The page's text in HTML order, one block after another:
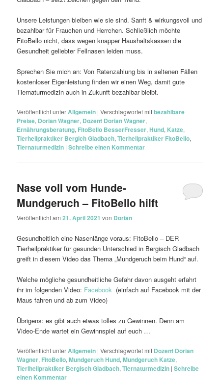
Unsere Leistungen bleiben wie sie sind. Sanft & wirkungsvoll und
bezahlbar für Frauchen und Herrchen. Schließlich möchte
FitoBello nicht, dass wegen knapper Haushaltskassen die
Gesundheit geliebter Fellnasen leiden muss.
Sprechen Sie mich an: Von Ratenzahlung bis in seltenen Fällen
kostenloser Eigenleistung finden wir einen Weg, damit gute
Tiernaturmedizin auch in Zukunft bezahlbar bleibt.
Veröffentlicht unterAllgemein |Verschlagwortet mitbezahlbare
Preise, Dorian Wagner, Dozent Dorian Wagner,
Ernährungsberatung, FitoBello BesserFresser,Hund, Katze,
Tierheilpraktiker Bergich Gladbach,Tierheilpraktiker FitoBello,
Tiernaturmedizin |Schreibe einen Kommentar
Nase voll vom Hunde-
Mundgeruch – FitoBello hilft
Veröffentlicht am21. April 2021 von Dorian
Gesundheitlich eine Nasenlänge voraus: FitoBello – DER
Tierheilpraktiker für gesunden Unterschied in Bergisch Gladbach
greift in diesem Video das Thema „Mundgeruch beim Hund“ auf.
Welche mögliche gesundheitliche Gefahr davon ausgeht erfahrt
ihr im folgenden Video: Facebook (einfach auf Facebook mit der
Maus fahren und ab zum Video)
Übrigens: es gibt auch etwas tolles zu Gewinnen. Denn am
Video-Ende wartet ein Gewinnspiel auf euch …
Veröffentlicht unterAllgemein |Verschlagwortet mit Dozent Dorian
Wagner, FitoBello,Mundgeruch Hund,Mundgeruch Katze,
Tierlheilpraktiker Bergisch Gladbach,Tiernaturmedizin |Schreibe
einen Kommentar